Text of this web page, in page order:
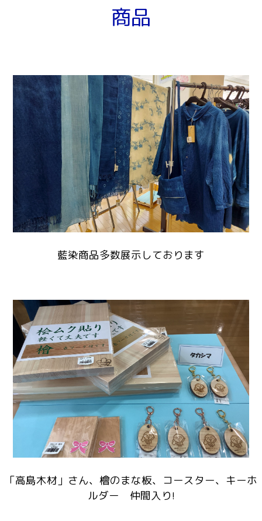
商品
藍染商品多数展示しております
「高島木材」さん、檜のまな板、コースター、キーホ
ルダー 仲間入り!